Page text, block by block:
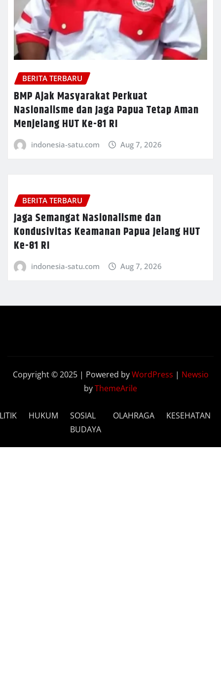
BERITA TERBARU
BMP Ajak Masyarakat Perkuat
Nasionalisme dan Jaga Papua Tetap Aman
Menjelang HUT Ke-81 RI
indonesia-satu.com Aug 7, 2026
BERITA TERBARU
Jaga Semangat Nasionalisme dan
Kondusivitas Keamanan Papua Jelang HUT
Ke-81 RI
indonesia-satu.com Aug 7, 2026
Copyright © 2025 | Powered byWordPress | Newsio
byThemeArile
HUKUM
SOSIAL
BUDAYA
OLAHRAGA KESEHATAN